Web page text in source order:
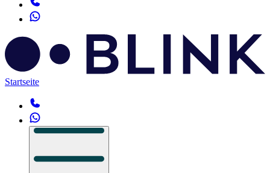
Startseite